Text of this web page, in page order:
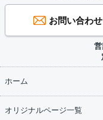
お問い合わせ
ホーム
オリジナルページ一覧